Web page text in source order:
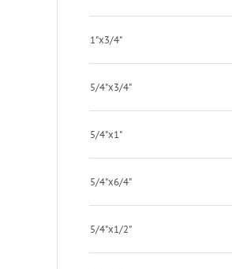
1"x3/4"
5/4"x3/4"
5/4"x1"
5/4"x6/4"
5/4"x1/2"